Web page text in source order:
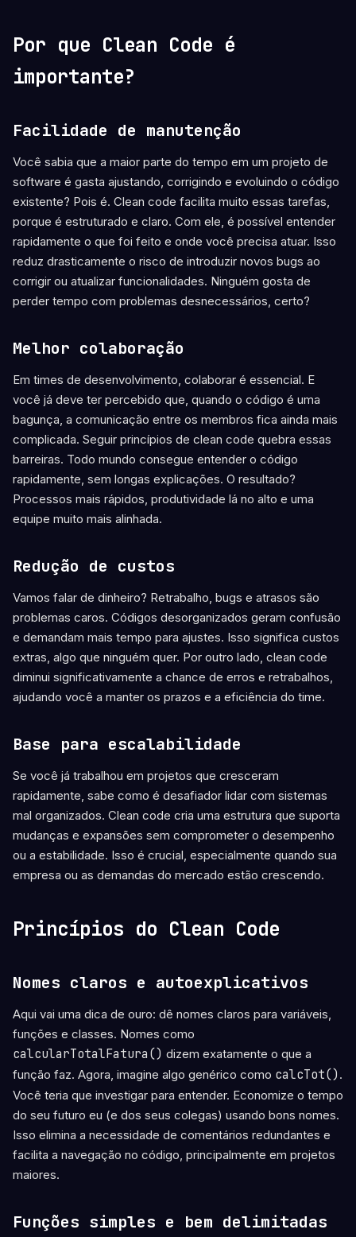
Por que Clean Code é
importante?
Facilidade de manutenção
Você sabia que a maior parte do tempo em um projeto de
software é gasta ajustando, corrigindo e evoluindo o código
existente? Pois é. Clean code facilita muito essas tarefas,
porque é estruturado e claro. Com ele, é possível entender
rapidamente o que foi feito e onde você precisa atuar. Isso
reduz drasticamente o risco de introduzir novos bugs ao
corrigir ou atualizar funcionalidades. Ninguém gosta de
perder tempo com problemas desnecessários, certo?
Melhor colaboração
Em times de desenvolvimento, colaborar é essencial. E
você já deve ter percebido que, quando o código é uma
bagunça, a comunicação entre os membros fica ainda mais
complicada. Seguir princípios de clean code quebra essas
barreiras. Todo mundo consegue entender o código
rapidamente, sem longas explicações. O resultado?
Processos mais rápidos, produtividade lá no alto e uma
equipe muito mais alinhada.
Redução de custos
Vamos falar de dinheiro? Retrabalho, bugs e atrasos são
problemas caros. Códigos desorganizados geram confusão
e demandam mais tempo para ajustes. Isso significa custos
extras, algo que ninguém quer. Por outro lado, clean code
diminui significativamente a chance de erros e retrabalhos,
ajudando você a manter os prazos e a eficiência do time.
Base para escalabilidade
Se você já trabalhou em projetos que cresceram
rapidamente, sabe como é desafiador lidar com sistemas
mal organizados. Clean code cria uma estrutura que suporta
mudanças e expansões sem comprometer o desempenho
ou a estabilidade. Isso é crucial, especialmente quando sua
empresa ou as demandas do mercado estão crescendo.
Princípios do Clean Code
Nomes claros e autoexplicativos
Aqui vai uma dica de ouro: dê nomes claros para variáveis,
funções e classes. Nomes como
calcularTotalFatura() dizem exatamente o que a
função faz. Agora, imagine algo genérico como calcTot() .
Você teria que investigar para entender. Economize o tempo
do seu futuro eu (e dos seus colegas) usando bons nomes.
Isso elimina a necessidade de comentários redundantes e
facilita a navegação no código, principalmente em projetos
maiores.
Funções simples e bem delimitadas